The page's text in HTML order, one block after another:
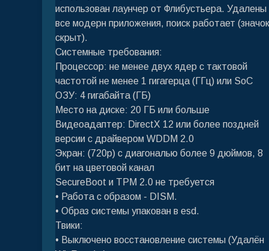
использован лаунчер от Флибустьера. Удалены
все модерн приложения, поиск работает (значок
скрыт).
Системные требования:
Процессор: не менее двух ядер с тактовой
частотой не менее 1 гигагерца (ГГц) или SoC
ОЗУ: 4 гигабайта (ГБ)
Место на диске: 20 ГБ или больше
Видеоадаптер: DirectX 12 или более поздней
версии с драйвером WDDM 2.0
Экран: (720p) с диагональю более 9 дюймов, 8
бит на цветовой канал
SecureBoot и TPM 2.0 не требуется
• Работа с образом - DISM.
• Образ системы упакован в esd.
Твики:
• Выключено восстановление системы (Удалён